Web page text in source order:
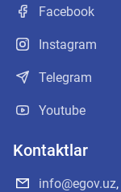
Facebook
Instagram
Telegram
Youtube
Kontaktlar
info@egov.uz,